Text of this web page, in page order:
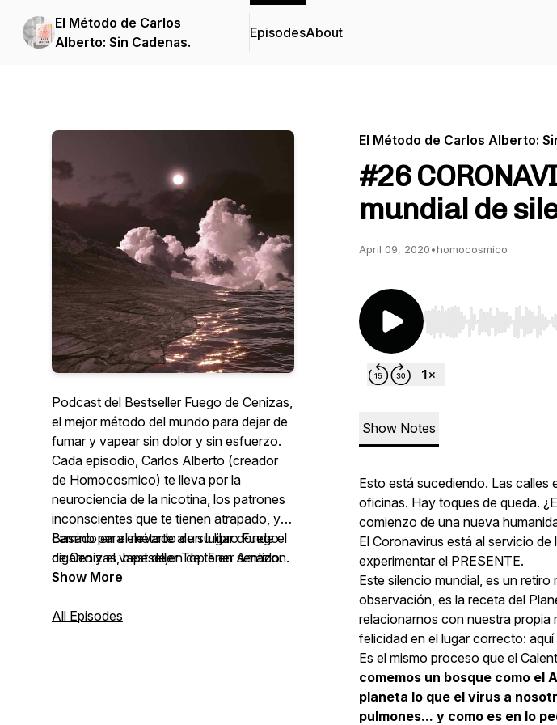
El Método de Carlos
Alberto: Sin Cadenas.
EpisodesAbout
Podcast del Bestseller Fuego de Cenizas,
el mejor método del mundo para dejar de
fumar y vapear sin dolor y sin esfuerzo.
Cada episodio, Carlos Alberto (creador
de Homocosmico) te lleva por la
neurociencia de la nicotina, los patrones
inconscientes que te tienen atrapado, y el
camino para elevarte a un lugar donde el
cigarro y el vape dejen de tener sentido.
Basado en el método de su libro Fuego
de Cenizas, bestseller Top 5 en Amazon.
Show More
All Episodes
El Método de Carlos Alberto:
#26
mundial de
April 09, 2020•homocosmico
Use Left/Right to
Show Notes
Esto está sucediendo. Las calles
oficinas. Hay toques de queda.
comienzo de una nueva
El Coronavirus está al servicio
experimentar el PRESENTE.
Este silencio mundial, es un
observación, es la receta del
relacionarnos con nuestra propia
felicidad en el lugar correcto: aquí
Es el mismo proceso que el
comemos un bosque como el
planeta lo que el virus a
pulmones... y como es en lo